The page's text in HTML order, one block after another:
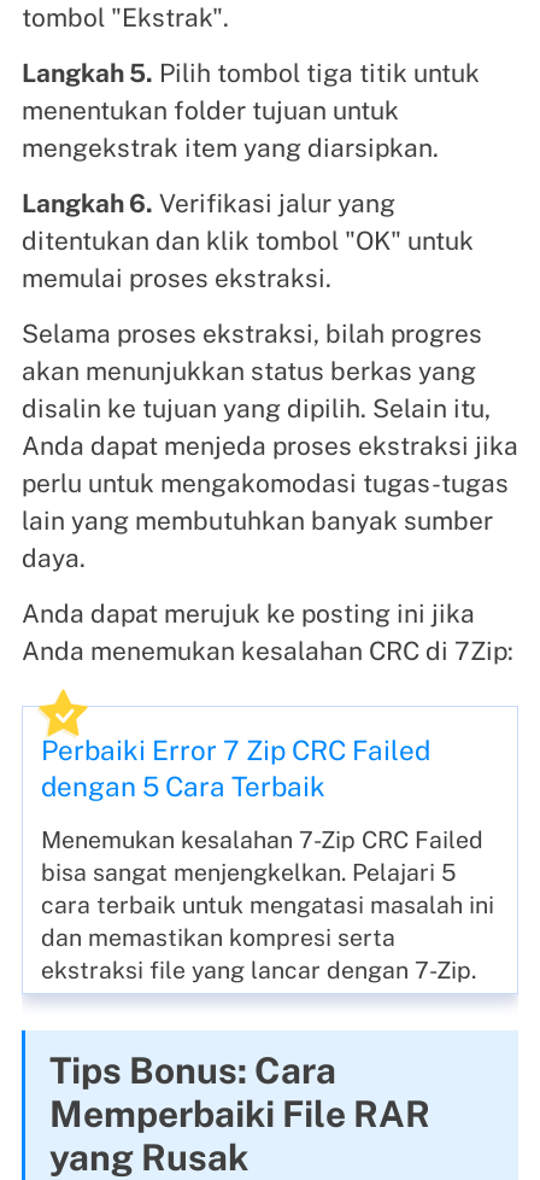
tombol "Ekstrak".
Langkah 5. Pilih tombol tiga titik untuk
menentukan folder tujuan untuk
mengekstrak item yang diarsipkan.
Langkah 6. Verifikasi jalur yang
ditentukan dan klik tombol "OK" untuk
memulai proses ekstraksi.
Selama proses ekstraksi, bilah progres
akan menunjukkan status berkas yang
disalin ke tujuan yang dipilih. Selain itu,
Anda dapat menjeda proses ekstraksi jika
perlu untuk mengakomodasi tugas-tugas
lain yang membutuhkan banyak sumber
daya.
Anda dapat merujuk ke posting ini jika
Anda menemukan kesalahan CRC di 7Zip:
Perbaiki Error 7 Zip CRC Failed
dengan 5 Cara Terbaik
Menemukan kesalahan 7-Zip CRC Failed
bisa sangat menjengkelkan. Pelajari 5
cara terbaik untuk mengatasi masalah ini
dan memastikan kompresi serta
ekstraksi file yang lancar dengan 7-Zip.
Tips Bonus: Cara
Memperbaiki File RAR
yang Rusak